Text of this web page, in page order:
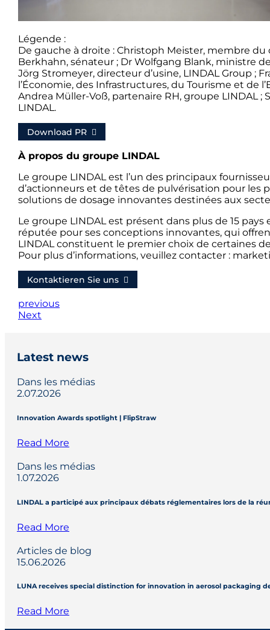
Légende :
De gauche à droite : Christoph Meister, membre
Berkhahn, sénateur ; Dr Wolfgang Blank, ministre
Jörg Stromeyer, directeur d’usine, LINDAL Group ;
l’Économie, des Infrastructures, du Tourisme et de
Andrea Müller-Voß, partenaire RH, groupe LINDAL ;
LINDAL.
Download PR
À propos du groupe LINDAL
Le groupe LINDAL est l’un des principaux
d’actionneurs et de têtes de pulvérisation pour les
solutions de dosage innovantes destinées aux
Le groupe LINDAL est présent dans plus de 15
réputée pour ses conceptions innovantes, qui
LINDAL constituent le premier choix de certaines
Pour plus d’informations, veuillez contacter :
Kontaktieren Sie uns
previous
Next
Latest news
Dans les médias
2.07.2026
Innovation Awards spotlight | FlipStraw
Read More
Dans les médias
1.07.2026
LINDAL a participé aux principaux débats réglementaires lors de la
Read More
Articles de blog
15.06.2026
LUNA receives special distinction for innovation in aerosol packaging
Read More